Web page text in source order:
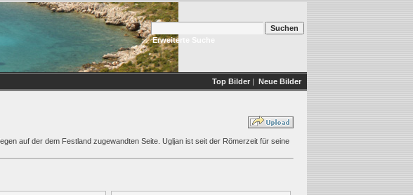
Erweiterte Suche
Top Bilder | Neue Bilder
auf der dem Festland zugewandten Seite. Ugljan ist seit der Römerzeit für seine